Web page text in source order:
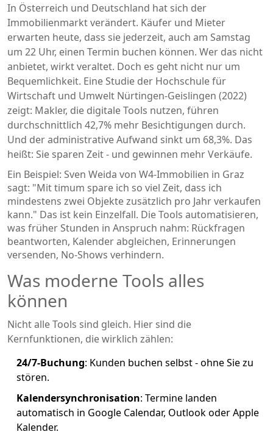
In Österreich und Deutschland hat sich der
Immobilienmarkt verändert. Käufer und Mieter
erwarten heute, dass sie jederzeit, auch am Samstag
um 22 Uhr, einen Termin buchen können. Wer das nicht
anbietet, wirkt veraltet. Doch es geht nicht nur um
Bequemlichkeit. Eine Studie der Hochschule für
Wirtschaft und Umwelt Nürtingen-Geislingen (2022)
zeigt: Makler, die digitale Tools nutzen, führen
durchschnittlich 42,7% mehr Besichtigungen durch.
Und der administrative Aufwand sinkt um 68,3%. Das
heißt: Sie sparen Zeit - und gewinnen mehr Verkäufe.
Ein Beispiel: Sven Weida von W4-Immobilien in Graz
sagt: "Mit timum spare ich so viel Zeit, dass ich
mindestens zwei Objekte zusätzlich pro Jahr verkaufen
kann." Das ist kein Einzelfall. Die Tools automatisieren,
was früher Stunden in Anspruch nahm: Rückfragen
beantworten, Kalender abgleichen, Erinnerungen
versenden, No-Shows verhindern.
Was moderne Tools alles
können
Nicht alle Tools sind gleich. Hier sind die
Kernfunktionen, die wirklich zählen:
24/7-Buchung: Kunden buchen selbst - ohne Sie zu
stören.
Kalendersynchronisation: Termine landen
automatisch in Google Calendar, Outlook oder Apple
Kalender.